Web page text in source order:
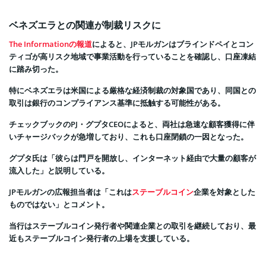
ベネズエラとの関連が制裁リスクに
The Informationの報道によると、JPモルガンはブラインドペイとコン
ティゴが高リスク地域で事業活動を行っていることを確認し、口座凍結
に踏み切った。
特にベネズエラは米国による厳格な経済制裁の対象国であり、同国との
取引は銀行のコンプライアンス基準に抵触する可能性がある。
チェックブックのPJ・グプタCEOによると、両社は急速な顧客獲得に伴
いチャージバックが急増しており、これも口座閉鎖の一因となった。
グプタ氏は「彼らは門戸を開放し、インターネット経由で大量の顧客が
流入した」と説明している。
JPモルガンの広報担当者は「これはステーブルコイン企業を対象とした
ものではない」とコメント。
当行はステーブルコイン発行者や関連企業との取引を継続しており、最
近もステーブルコイン発行者の上場を支援している。